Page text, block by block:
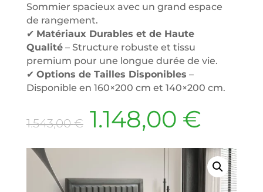
Sommier spacieux avec un grand espace
de rangement.
✔ Matériaux Durables et de Haute
Qualité– Structure robuste et tissu
premium pour une longue durée de vie.
✔ Options de Tailles Disponibles –
Disponible en 160×200 cm et 140×200 cm.
1.543,00€ Le
prix
initial
1.543,00 €.
1.148,00 €
est :